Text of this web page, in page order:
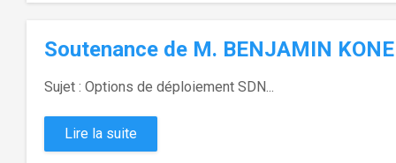
Soutenance de M. BENJAMIN KONE
Sujet : Options de déploiement SDN...
Lire la suite